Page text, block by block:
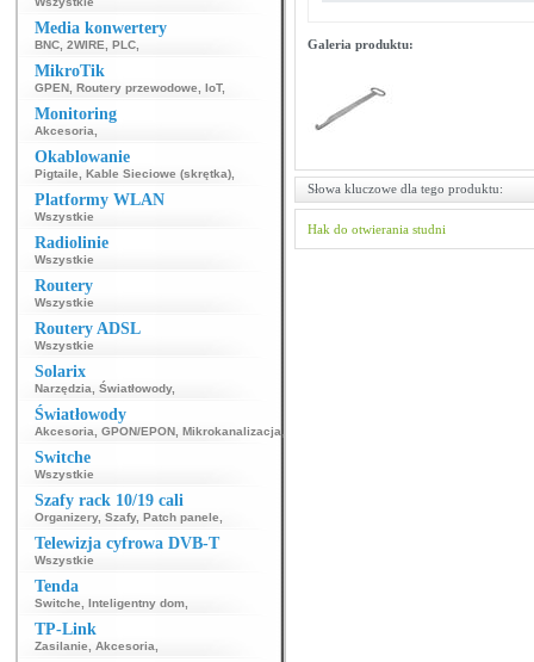
Media konwertery
BNC 2WIRE PLC
MikroTik
GPEN Routery przewodowe IoT,
Monitoring
Akcesoria
Okablowanie
Pigtaile Kable Sieciowe (skrętka)
Platformy WLAN
Wszystkie
Radiolinie
Wszystkie
Routery
Wszystkie
Routery ADSL
Wszystkie
Solarix
Narzędzia Światłowody,
Światłowody
Akcesoria GPON/EPON Mikrokanalizacja
Switche
Wszystkie
Szafy rack 10/19 cali
Organizery, Szafy, Patch panele
Telewizja cyfrowa DVB-T
Wszystkie
Tenda
Switche Inteligentny dom
TP-Link
Zasilanie Akcesoria
Galeria produktu:
Słowa kluczowe dla tego produktu:
Hak do otwierania studni